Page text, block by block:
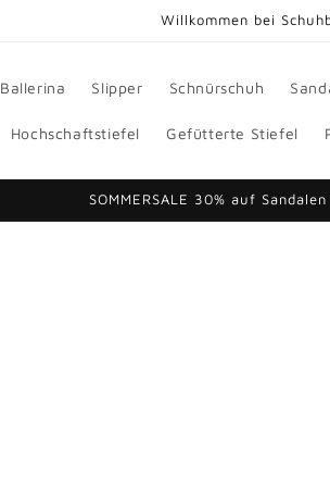
Willkommen bei
Ballerina Slipper Schnürschuh
Hochschaftstiefel Gefütterte Stiefel
SOMMERSALE 30% auf